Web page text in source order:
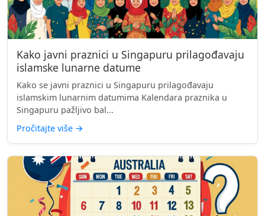
Kako javni praznici u Singapuru prilagođavaju
islamske lunarne datume
Kako se javni praznici u Singapuru prilagođavaju
islamskim lunarnim datumima Kalendara praznika u
Singapuru pažljivo bal...
Pročitajte više →